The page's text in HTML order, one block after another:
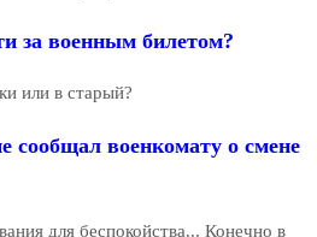
за военным билетом?
или в старый?
сообщал военкомату о смене
для беспокойства... Конечно в